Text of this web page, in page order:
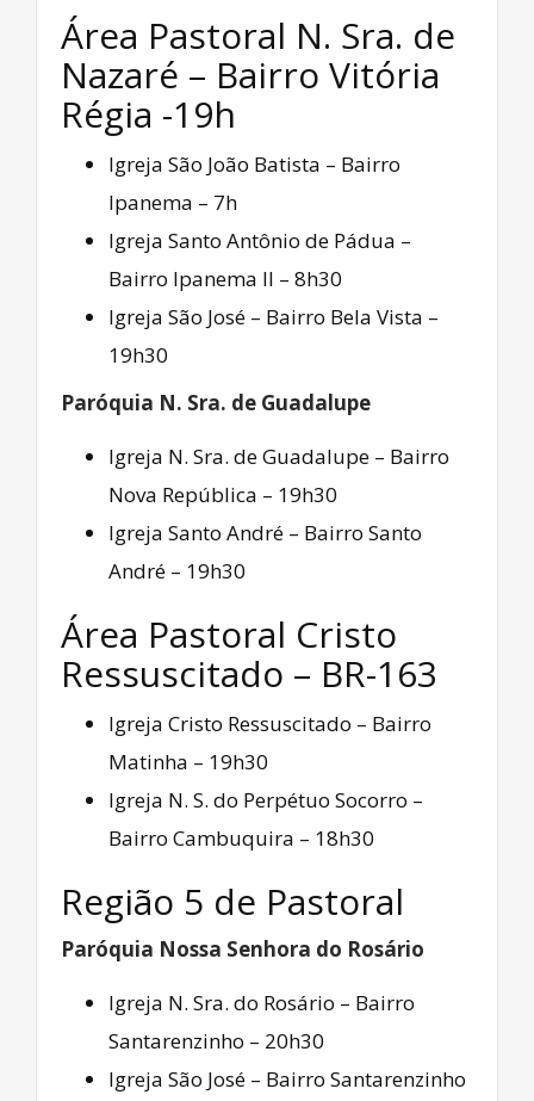
Área Pastoral N. Sra. de
Nazaré – Bairro Vitória
Régia -19h
Igreja São João Batista – Bairro
Ipanema – 7h
Igreja Santo Antônio de Pádua –
Bairro Ipanema II – 8h30
Igreja São José – Bairro Bela Vista –
19h30
Paróquia N. Sra. de Guadalupe
Igreja N. Sra. de Guadalupe – Bairro
Nova República – 19h30
Igreja Santo André – Bairro Santo
André – 19h30
Área Pastoral Cristo
Ressuscitado – BR-163
Igreja Cristo Ressuscitado – Bairro
Matinha – 19h30
Igreja N. S. do Perpétuo Socorro –
Bairro Cambuquira – 18h30
Região 5 de Pastoral
Paróquia Nossa Senhora do Rosário
Igreja N. Sra. do Rosário – Bairro
Santarenzinho – 20h30
Igreja São José – Bairro Santarenzinho